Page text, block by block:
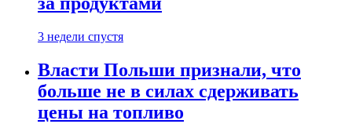
3 недели спустя
Власти Польши признали, что
больше не в силах сдерживать
цены на топливо